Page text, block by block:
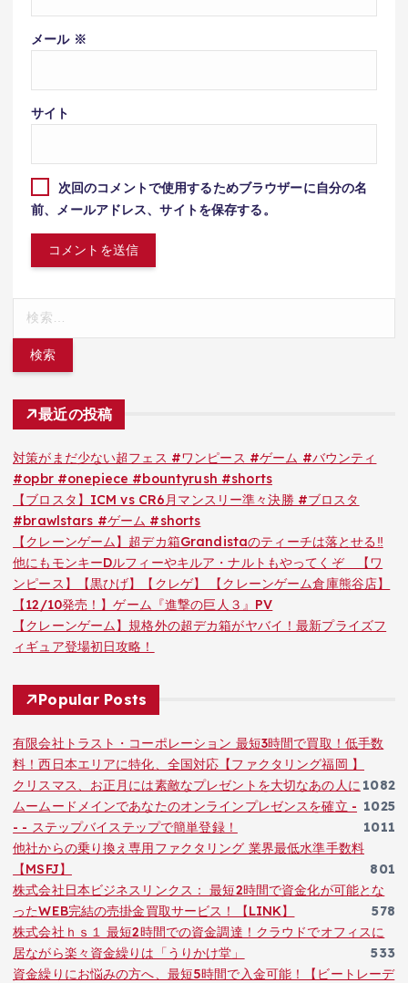
メール ※
サイト
次回のコメントで使用するためブラウザーに自分の名
前、メールアドレス、サイトを保存する。
最近の投稿
対策がまだ少ない超フェス #ワンピース #ゲーム #バウンティ
#opbr #onepiece #bountyrush #shorts
【ブロスタ】ICM vs CR6月マンスリー準々決勝 #ブロスタ
#brawlstars #ゲーム #shorts
【クレーンゲーム】超デカ箱Grandistaのティーチは落とせる‼︎
他にもモンキーDルフィーやキルア・ナルトもやってくぞ 【ワ
ンピース】【黒ひげ】【クレゲ】 【クレーンゲーム倉庫熊谷店】
【12/10発売！】ゲーム『進撃の巨人３』PV
【クレーンゲーム】規格外の超デカ箱がヤバイ！最新プライズフ
ィギュア登場初日攻略！
Popular Posts
有限会社トラスト・コーポレーション 最短3時間で買取！低手数
料！西日本エリアに特化、全国対応【ファクタリング福岡 】
1082
クリスマス、お正月には素敵なプレゼントを大切なあの人に
1025
ムームードメインであなたのオンラインプレゼンスを確立 -
- - ステップバイステップで簡単登録！
1011
他社からの乗り換え専用ファクタリング 業界最低水準手数料
【MSFJ】
801
株式会社日本ビジネスリンクス： 最短2時間で資金化が可能とな
ったWEB完結の売掛金買取サービス！【LINK】
578
株式会社ｈｓ１ 最短2時間での資金調達！クラウドでオフィスに
居ながら楽々資金繰りは「うりかけ堂」
533
資金繰りにお悩みの方へ、最短5時間で入金可能！【ビートレーデ